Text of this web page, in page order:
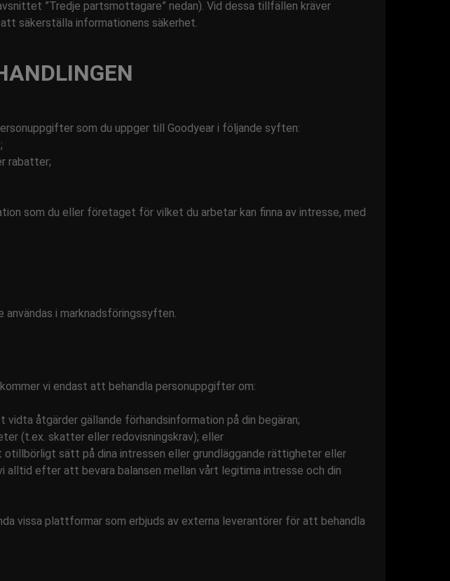
”Tredje partsmottagare” nedan). Vid dessa tillfällen kräver
säkerställa informationens säkerhet.
som du uppger till Goodyear i följande syften:
rabatter;
som du eller företaget för vilket du arbetar kan finna av intresse, med
i marknadsföringssyften.
vi endast att behandla personuppgifter om:
åtgärder gällande förhandsinformation på din begäran;
(t.ex. skatter eller redovisningskrav); eller
otillbörligt sätt på dina intressen eller grundläggande rättigheter eller
alltid efter att bevara balansen mellan vårt legitima intresse och din
vissa plattformar som erbjuds av externa leverantörer för att behandla